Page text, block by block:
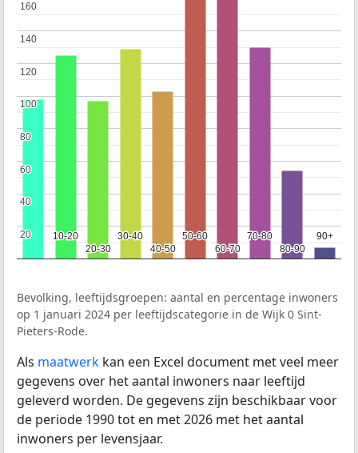
10-20
10-20
20-30
20-30
30-40
30-40
40-50
40-50
50-60
50-60
60-70
60-70
70-80
70-80
80-90
80-90
90+
90+
20
20
40
40
60
60
80
80
100
100
120
120
140
140
160
160
Bevolking, leeftijdsgroepen: aantal en percentage inwoners
op 1 januari 2024 per leeftijdscategorie in de Wijk 0 Sint-
Pieters-Rode.
Als maatwerk kan een Excel document met veel meer
gegevens over het aantal inwoners naar leeftijd
geleverd worden. De gegevens zijn beschikbaar voor
de periode 1990 tot en met 2026 met het aantal
inwoners per levensjaar.